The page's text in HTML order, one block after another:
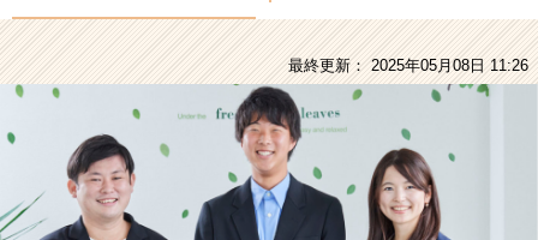
ポ
え
る！】
最終更新： 2025年05月08日 11:26